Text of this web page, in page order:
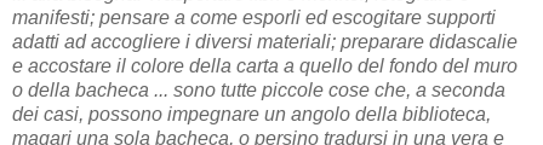
manifesti; pensare a come esporli ed escogitare supporti
adatti ad accogliere i diversi materiali; preparare didascalie
e accostare il colore della carta a quello del fondo del muro
o della bacheca ... sono tutte piccole cose che, a seconda
dei casi, possono impegnare un angolo della biblioteca,
magari una sola bacheca, o persino tradursi in una vera e